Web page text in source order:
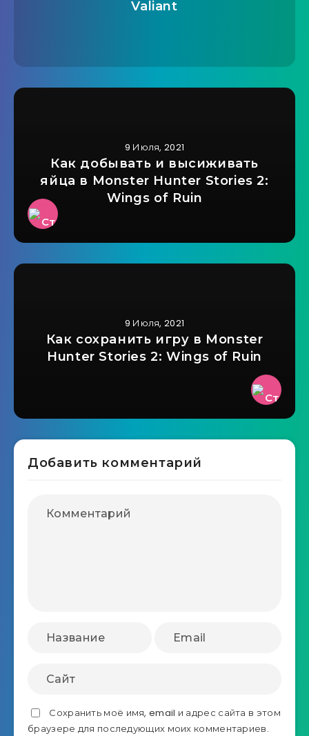
Valiant
9 Июля, 2021
Как добывать и высиживать
яйца в Monster Hunter Stories 2:
Wings of Ruin
9 Июля, 2021
Как сохранить игру в Monster
Hunter Stories 2: Wings of Ruin
Добавить комментарий
Сохранить моё имя, email и адрес сайта в этом
браузере для последующих моих комментариев.